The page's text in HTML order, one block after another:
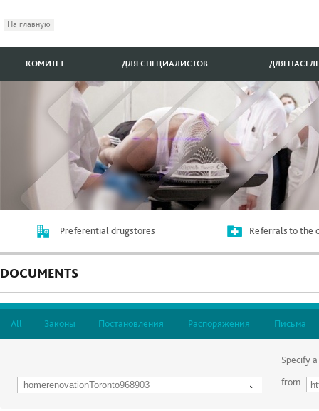
На главную
КОМИТЕТ ДЛЯ СПЕЦИАЛИСТОВ ДЛЯ
Preferential drugstores Referrals to the
DOCUMENTS
All Законы Постановления Распоряжения Письма
Specify
from